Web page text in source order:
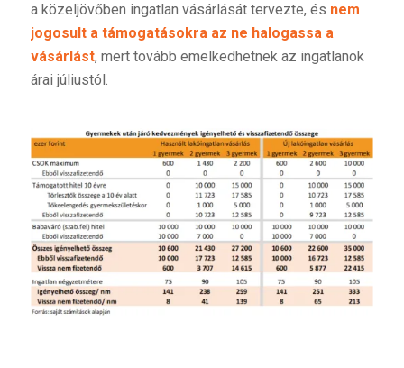
a közeljövőben ingatlan vásárlását tervezte, és nem
jogosult a támogatásokra az ne halogassa a
vásárlást, mert tovább emelkedhetnek az ingatlanok
árai júliustól.